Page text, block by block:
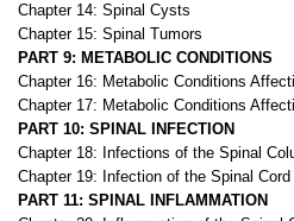
Chapter 14: Spinal Cysts
Chapter 15: Spinal Tumors
PART 9: METABOLIC CONDITIONS
Chapter 16: Metabolic Conditions
Chapter 17: Metabolic Conditions
PART 10: SPINAL INFECTION
Chapter 18: Infections of the Spinal
Chapter 19: Infection of the Spinal Cord
PART 11: SPINAL INFLAMMATION